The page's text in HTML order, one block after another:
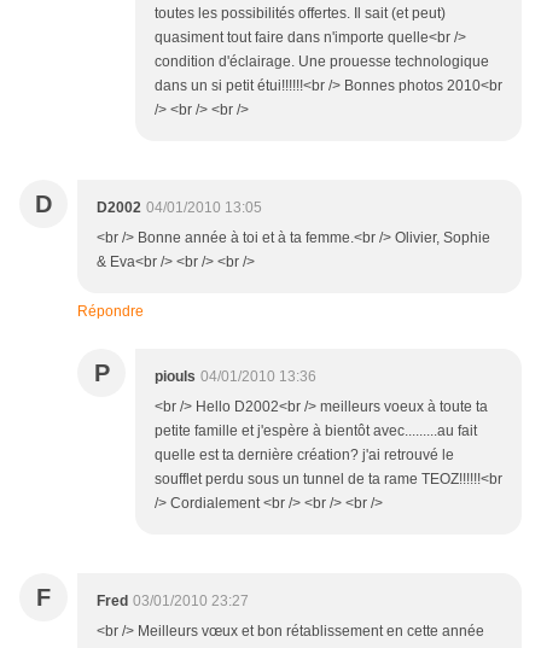
toutes les possibilités offertes. Il sait (et peut)
quasiment tout faire dans n'importe quelle<br />
condition d'éclairage. Une prouesse technologique
dans un si petit étui!!!!!!<br /> Bonnes photos 2010<br
/> <br /> <br />
D D2002 04/01/2010 13:05
<br /> Bonne année à toi et à ta femme.<br /> Olivier, Sophie
& Eva<br /> <br /> <br />
Répondre
P piouls 04/01/2010 13:36
<br /> Hello D2002<br /> meilleurs voeux à toute ta
petite famille et j'espère à bientôt avec.........au fait
quelle est ta dernière création? j'ai retrouvé le
soufflet perdu sous un tunnel de ta rame TEOZ!!!!!!<br
/> Cordialement <br /> <br /> <br />
F Fred 03/01/2010 23:27
<br /> Meilleurs vœux et bon rétablissement en cette année